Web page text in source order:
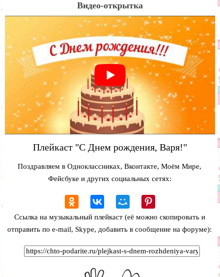
Видео-открытка
Плейкаст "С Днем рождения, Варя!"
Поздравляем в Одноклассниках, Вконтакте, Моём Мире,
Фейсбуке и других социальных сетях:
Ссылка на музыкальный плейкаст (её можно скопировать и
отправить по e-mail, Skype, добавить в сообщение на форуме):